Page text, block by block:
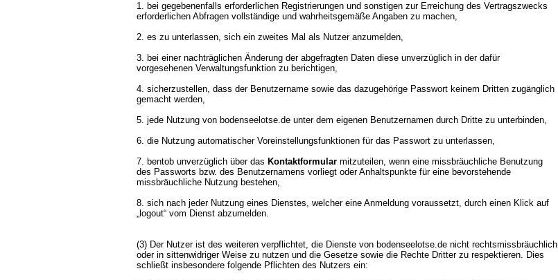
1. bei gegebenenfalls erforderlichen Registrierungen und sonstigen zur Erreichung des Vertragszwecks
erforderlichen Abfragen vollständige und wahrheitsgemäße Angaben zu machen,
2. es zu unterlassen, sich ein zweites Mal als Nutzer anzumelden,
3. bei einer nachträglichen Änderung der abgefragten Daten diese unverzüglich in der dafür
vorgesehenen Verwaltungsfunktion zu berichtigen,
4. sicherzustellen, dass der Benutzername sowie das dazugehörige Passwort keinem Dritten zugänglich
gemacht werden,
5. jede Nutzung von bodenseelotse.de unter dem eigenen Benutzernamen durch Dritte zu unterbinden,
6. die Nutzung automatischer Voreinstellungsfunktionen für das Passwort zu unterlassen,
7. bentob unverzüglich über das Kontaktformular mitzuteilen, wenn eine missbräuchliche Benutzung
des Passworts bzw. des Benutzernamens vorliegt oder Anhaltspunkte für eine bevorstehende
missbräuchliche Nutzung bestehen,
8. sich nach jeder Nutzung eines Dienstes, welcher eine Anmeldung voraussetzt, durch einen Klick auf
„logout“ vom Dienst abzumelden.
(3) Der Nutzer ist des weiteren verpflichtet, die Dienste von bodenseelotse.de nicht rechtsmissbräuchlich
oder in sittenwidriger Weise zu nutzen und die Gesetze sowie die Rechte Dritter zu respektieren. Dies
schließt insbesondere folgende Pflichten des Nutzers ein: